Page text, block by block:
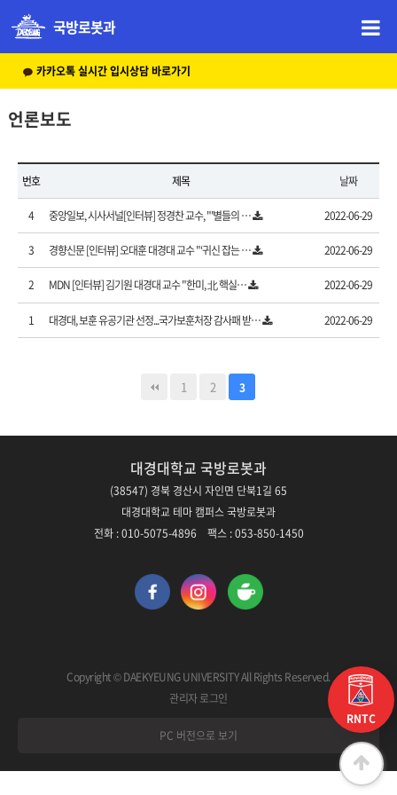
RNTC
국방로봇과
카카오톡 실시간 입시상담 바로가기
언론보도
번호 제목 날짜
4 중앙일보, 시사서널[인터뷰] 정경찬 교수, "'별들의 … 2022-06-29
3 경향신문 [인터뷰] 오대훈 대경대 교수 "‘귀신 잡는 … 2022-06-29
2 MDN [인터뷰] 김기원 대경대 교수 "한미, 北 핵실… 2022-06-29
1 대경대, 보훈 유공기관 선정...국가보훈처장 감사패 받… 2022-06-29
1 2 3
대경대학교 국방로봇과
(38547) 경북 경산시 자인면 단북1길 65
대경대학교 테마 캠퍼스 국방로봇과
전화 : 010-5075-4896 팩스 : 053-850-1450
Copyright © DAEKYEUNG UNIVERSITY All Rights Reserved.
관리자 로그인
PC 버전으로 보기